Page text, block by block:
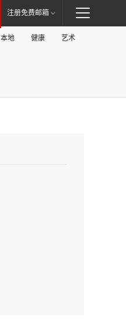
注册免费邮箱
本地 健康 艺术